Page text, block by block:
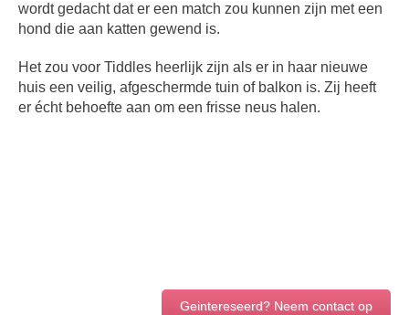
wordt gedacht dat er een match zou kunnen zijn met een
hond die aan katten gewend is.
Het zou voor Tiddles heerlijk zijn als er in haar nieuwe
huis een veilig, afgeschermde tuin of balkon is. Zij heeft
er écht behoefte aan om een frisse neus halen.
Geintereseerd? Neem contact op